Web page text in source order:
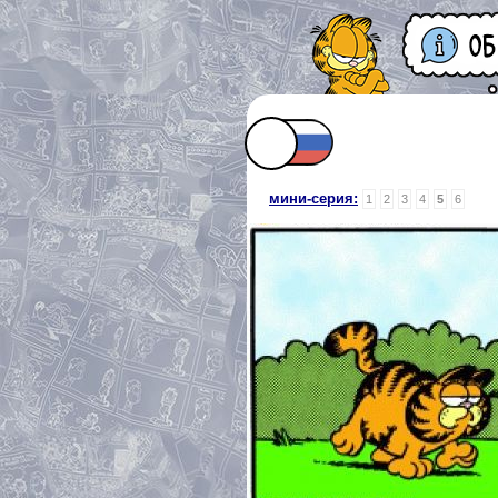
мини-серия: 1 2 3 4 5 6